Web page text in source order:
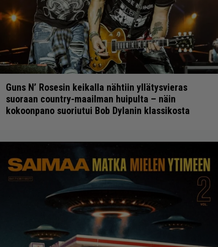
Guns N’ Rosesin keikalla nähtiin yllätysvieras
suoraan country-maailman huipulta – näin
kokoonpano suoriutui Bob Dylanin klassikosta